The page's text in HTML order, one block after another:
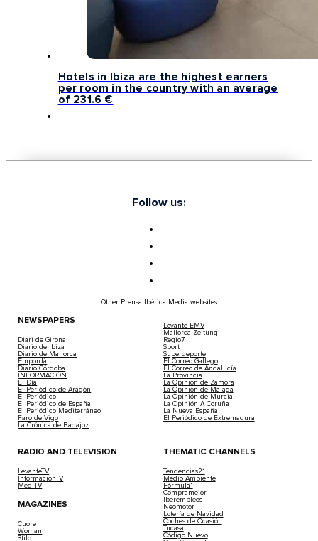
Hotels in Ibiza are the highest earners
per room in the country with an average
of 231.6 €
Follow us:
Other Prensa Ibérica Media websites
NEWSPAPERS
Diari de Girona
Diario de Ibiza
Diario de Mallorca
Empordà
Diario Córdoba
INFORMACIÓN
El Día
El Periódico de Aragón
El Periódico
El Periódico de España
El Periódico Mediterráneo
Faro de Vigo
La Crónica de Badajoz
Levante-EMV
Mallorca Zeitung
Regio7
Sport
Superdeporte
El Correo Gallego
El Correo de Andalucía
La Provincia
La Opinión de Zamora
La Opinión de Málaga
La Opinión de Murcia
La Opinión A Coruña
La Nueva España
El Periódico de Extremadura
RADIO AND TELEVISION
LevanteTV
InformacionTV
MediTV
MAGAZINES
Cuore
Woman
Stilo
THEMATIC CHANNELS
Tendencias21
Medio Ambiente
Fórmula1
Compramejor
Iberempleos
Neomotor
Lotería de Navidad
Coches de Ocasión
Tucasa
Código Nuevo